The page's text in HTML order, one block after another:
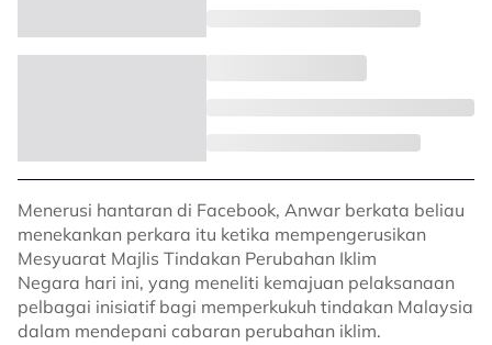
Menerusi hantaran di Facebook, Anwar berkata beliau
menekankan perkara itu ketika mempengerusikan
Mesyuarat Majlis Tindakan Perubahan Iklim
Negara hari ini, yang meneliti kemajuan pelaksanaan
pelbagai inisiatif bagi memperkukuh tindakan Malaysia
dalam mendepani cabaran perubahan iklim.